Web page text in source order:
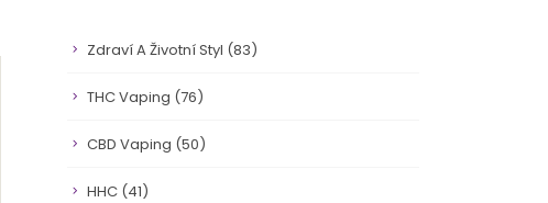
Zdraví A Životní Styl (83)
THC Vaping (76)
CBD Vaping (50)
HHC (41)